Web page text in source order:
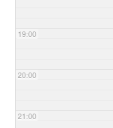
19:00
20:00
21:00